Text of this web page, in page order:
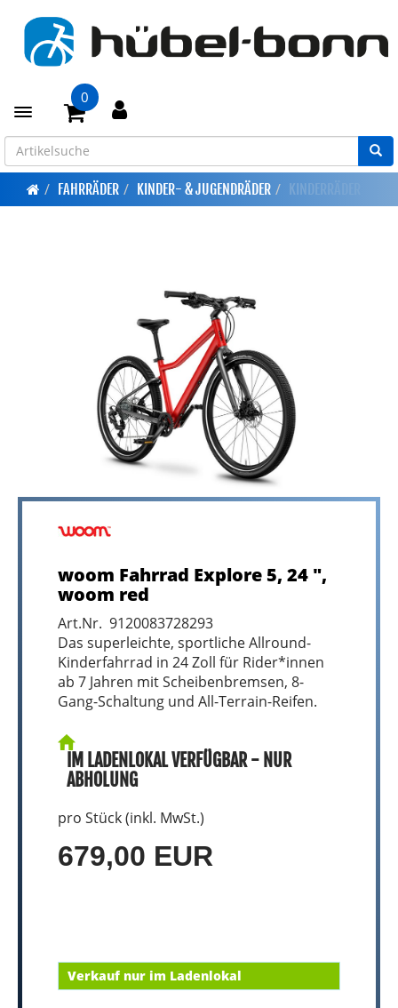
Toggle navigation
0
FAHRRÄDER KINDER- & JUGENDRÄDER KINDERRÄDER
woom Fahrrad Explore 5, 24 ",
woom red
Art.Nr. 9120083728293
Das superleichte, sportliche Allround-
Kinderfahrrad in 24 Zoll für Rider*innen
ab 7 Jahren mit Scheibenbremsen, 8-
Gang-Schaltung und All-Terrain-Reifen.
IM LADENLOKAL VERFÜGBAR - NUR
ABHOLUNG
pro Stück (inkl. MwSt.)
679,00 EUR
Verkauf nur im Ladenlokal